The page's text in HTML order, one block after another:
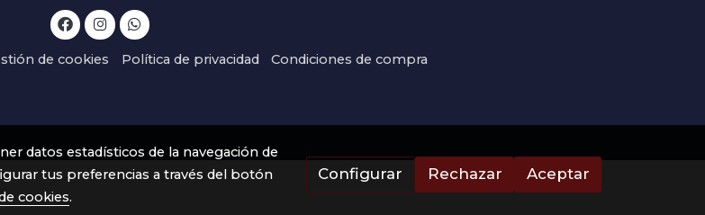
de cookies Política de privacidad Condiciones de compra
datos estadísticos de la navegación de
tus preferencias a través del botón
cookies.
Configurar Rechazar Aceptar